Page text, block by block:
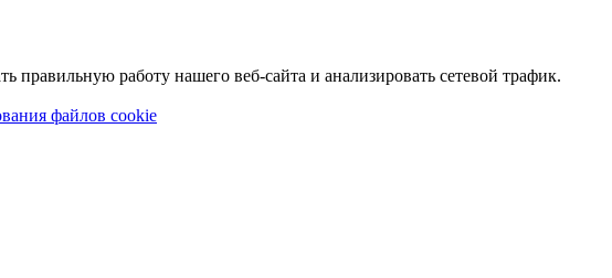
работу нашего веб-сайта и анализировать сетевой трафик.
файлов cookie